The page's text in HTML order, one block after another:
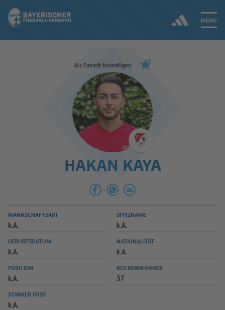
MENÜ
Jetzt einloggen
ERGEBNISSE & WETTBEWERBE
SPIELBETRIEB & VERBANDSLEBEN
AUSBILDUNG & FÖRDERUNG
SPIELPLUS
Als Favorit hinzufügen
HAKAN KAYA
MANNSCHAFTSART
k.A.
SPITZNAME
k.A.
GEBURTSDATUM
k.A.
NATIONALITÄT
k.A.
POSITION
k.A.
RÜCKENNUMMER
37
STARKER FUSS
k.A.